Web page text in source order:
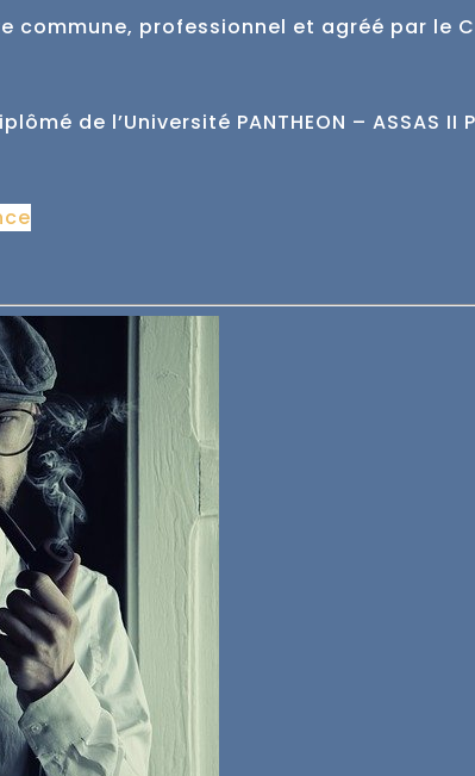
commune, professionnel et agréé par le
de l’Université PANTHEON – ASSAS